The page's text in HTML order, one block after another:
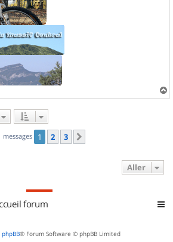
a
messages 1 2 3
Aller
forum
phpBB® Forum Software © phpBB Limited